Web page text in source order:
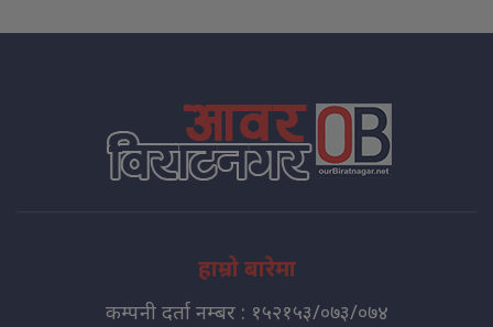
हाम्रो बारेमा
कम्पनी दर्ता नम्बर : १५२१५३/०७३/०७४